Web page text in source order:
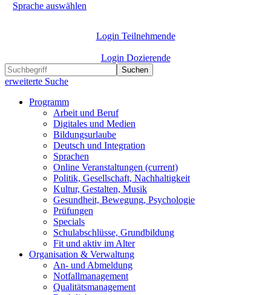
Sprache auswählen
Login Teilnehmende
Login Dozierende
Suchen
erweiterte Suche
Programm
Arbeit und Beruf
Digitales und Medien
Bildungsurlaube
Deutsch und Integration
Sprachen
Online Veranstaltungen (current)
Politik, Gesellschaft, Nachhaltigkeit
Kultur, Gestalten, Musik
Gesundheit, Bewegung, Psychologie
Prüfungen
Specials
Schulabschlüsse, Grundbildung
Fit und aktiv im Alter
Organisation & Verwaltung
An- und Abmeldung
Notfallmanagement
Qualitätsmanagement